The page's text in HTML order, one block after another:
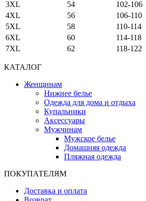
3XL
54 102-106
4XL
56 106-110
5XL
58 110-114
6XL
60 114-118
7XL
62 118-122
КАТАЛОГ
Женщинам
Нижнее белье
Одежда для дома и отдыха
Купальники
Аксессуары
Мужчинам
Мужское белье
Домашняя одежда
Пляжная одежда
ПОКУПАТЕЛЯМ
Доставка и оплата